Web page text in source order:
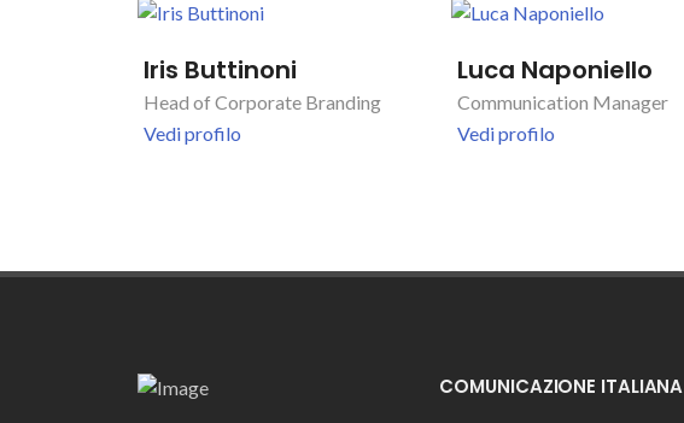
Iris Buttinoni
Head of Corporate Branding
Vedi profilo
Luca Naponiello
Communication Manager
Vedi profilo
COMUNICAZIONE ITALIANA